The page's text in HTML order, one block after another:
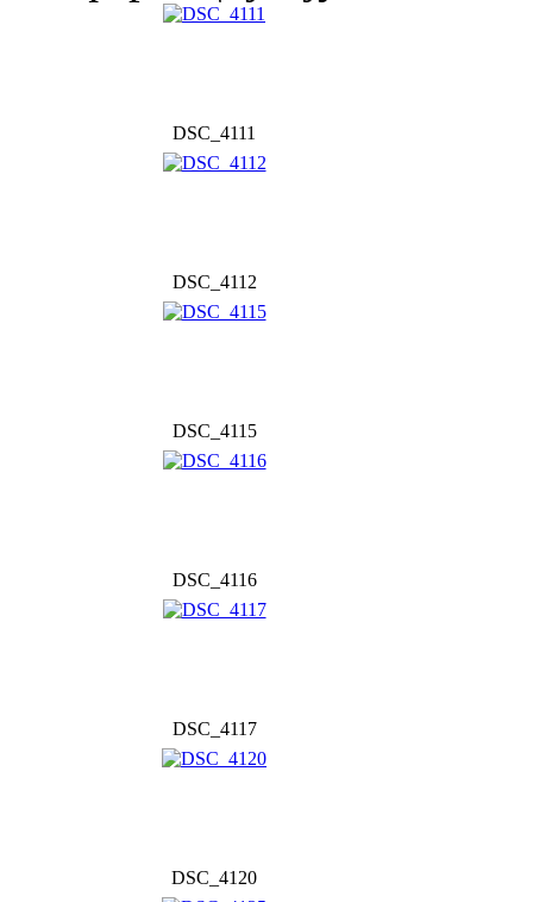
DSC_4111
DSC_4112
DSC_4115
DSC_4116
DSC_4117
DSC_4120